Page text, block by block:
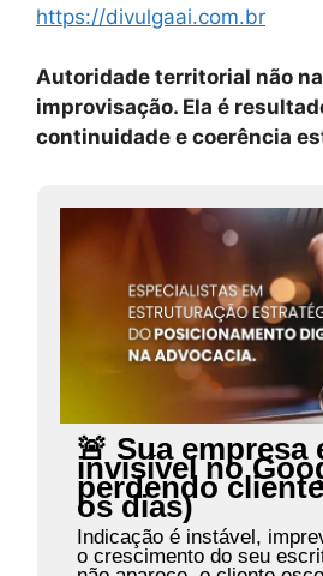
https://divulgaai.com.br
Autoridade territorial não
improvisação. Ela é
continuidade e coerência
🚨 Sua empresa
invisível no
perdendo
os dias)
Indicação é instável,
o crescimento do seu